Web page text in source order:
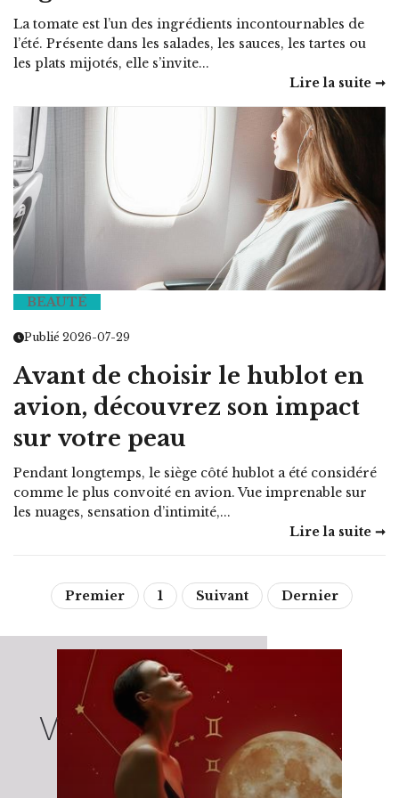
La tomate est l’un des ingrédients incontournables de
l’été. Présente dans les salades, les sauces, les tartes ou
les plats mijotés, elle s’invite...
Lire la suite ➞
BEAUTÉ
Publié 2026-07-29
Avant de choisir le hublot en
avion, découvrez son impact
sur votre peau
Pendant longtemps, le siège côté hublot a été considéré
comme le plus convoité en avion. Vue imprenable sur
les nuages, sensation d’intimité,...
Lire la suite ➞
Premier 1 Suivant Dernier